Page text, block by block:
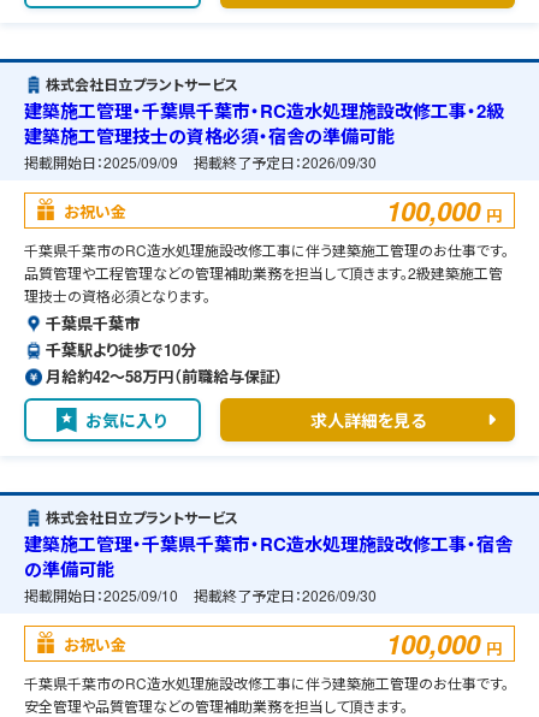
株式会社日立プラントサービス
建築施工管理・千葉県千葉市・RC造水処理施設改修工事・2級
建築施工管理技士の資格必須・宿舎の準備可能
掲載開始日：2025/09/09 掲載終了予定日：2026/09/30
お祝い金 100,000 円
千葉県千葉市のRC造水処理施設改修工事に伴う建築施工管理のお仕事です。
品質管理や工程管理などの管理補助業務を担当して頂きます。2級建築施工管
理技士の資格必須となります。
千葉県千葉市
千葉駅より徒歩で10分
月給約42〜58万円（前職給与保証）
お気に入り 求人詳細を見る
株式会社日立プラントサービス
建築施工管理・千葉県千葉市・RC造水処理施設改修工事・宿舎
の準備可能
掲載開始日：2025/09/10 掲載終了予定日：2026/09/30
お祝い金 100,000 円
千葉県千葉市のRC造水処理施設改修工事に伴う建築施工管理のお仕事です。
安全管理や品質管理などの管理補助業務を担当して頂きます。